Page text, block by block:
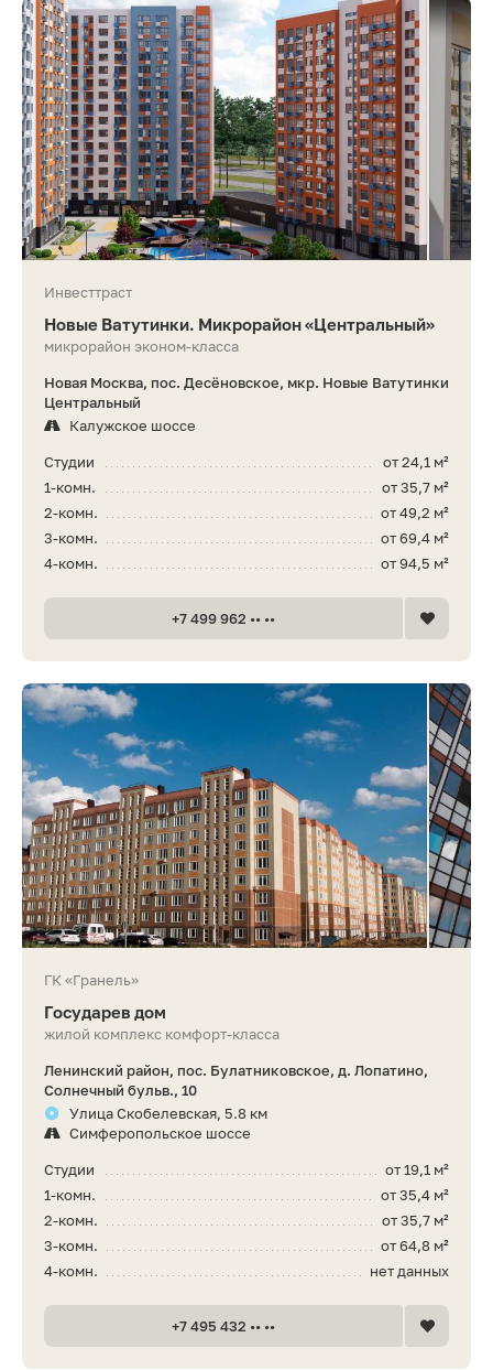
Инвесттраст
Новые Ватутинки. Микрорайон «Центральный»
микрорайон эконом-класса
Новая Москва, пос. Десёновское, мкр. Новые Ватутинки
Центральный
Калужское шоссе
от 24,1 м²
Студии
от 35,7 м²
1-комн.
от 49,2 м²
2-комн.
от 69,4 м²
3-комн.
от 94,5 м²
4-комн.
+7 499 962 •• ••
ГК «Гранель»
Государев дом
жилой комплекс комфорт-класса
Ленинский район, пос. Булатниковское, д. Лопатино,
Солнечный бульв., 10
Улица Скобелевская, 5.8 км
Симферопольское шоссе
от 19,1 м²
Студии
от 35,4 м²
1-комн.
от 35,7 м²
2-комн.
от 64,8 м²
3-комн.
нет данных
4-комн.
+7 495 432 •• ••